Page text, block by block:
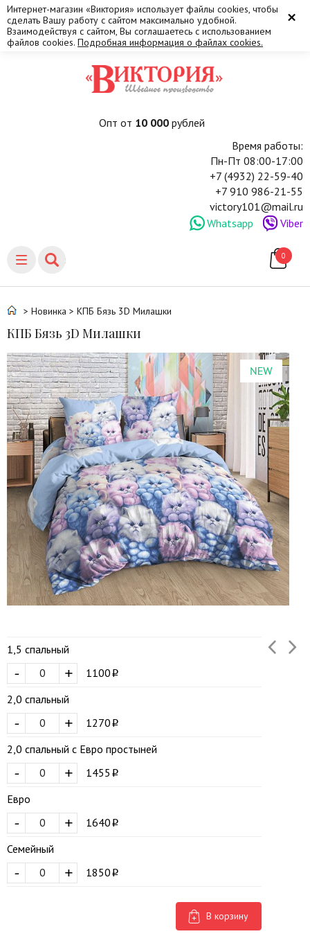
×
Интернет-магазин «Виктория» использует файлы cookies, чтобы
сделать Вашу работу с сайтом максимально удобной.
Взаимодействуя с сайтом, Вы соглашаетесь с использованием
файлов cookies. Подробная информация о файлах cookies.
Опт от 10 000рублей
Время работы:
Пн-Пт 08:00-17:00
+7 (4932) 22-59-40
+7 910 986-21-55
victory101@mail.ru
Whatsapp
Viber
0
> Новинка > КПБ Бязь 3D Милашки
КПБ Бязь 3D Милашки
1,5 спальный
+
-
1100
2,0 спальный
+
-
1270
2,0 спальный с Евро простыней
+
-
1455
Евро
+
-
1640
Семейный
+
- 1850
В корзину